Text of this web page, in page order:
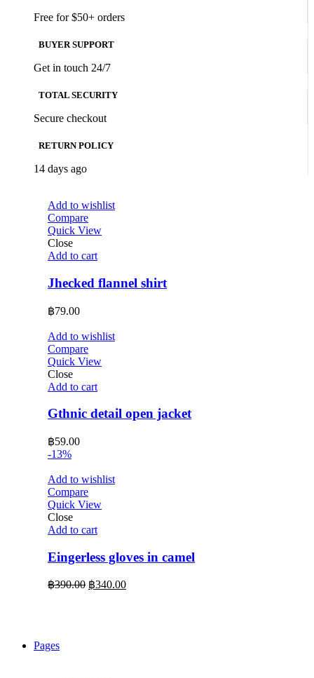
Free for $50+ orders
BUYER SUPPORT
Get in touch 24/7
TOTAL SECURITY
Secure checkout
RETURN POLICY
14 days ago
Add to wishlist
Compare
Quick View
Close
Add to cart
Jhecked flannel shirt
฿79.00
Add to wishlist
Compare
Quick View
Close
Add to cart
Gthnic detail open jacket
฿59.00
-13%
Add to wishlist
Compare
Quick View
Close
Add to cart
Eingerless gloves in camel
฿390.00 Original
฿340.00Current
Pages